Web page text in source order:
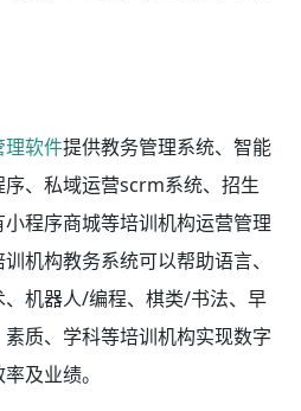
理软件提供教务管理系统、智能
、私域运营scrm系统、招生
程序商城等培训机构运营管理
训机构教务系统可以帮助语言、
机器人/编程、棋类/书法、早
质、学科等培训机构实现数字
及业绩。